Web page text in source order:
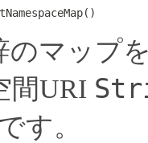
のマップ
間URI
す。